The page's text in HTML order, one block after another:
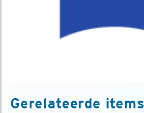
Gerelateerde items